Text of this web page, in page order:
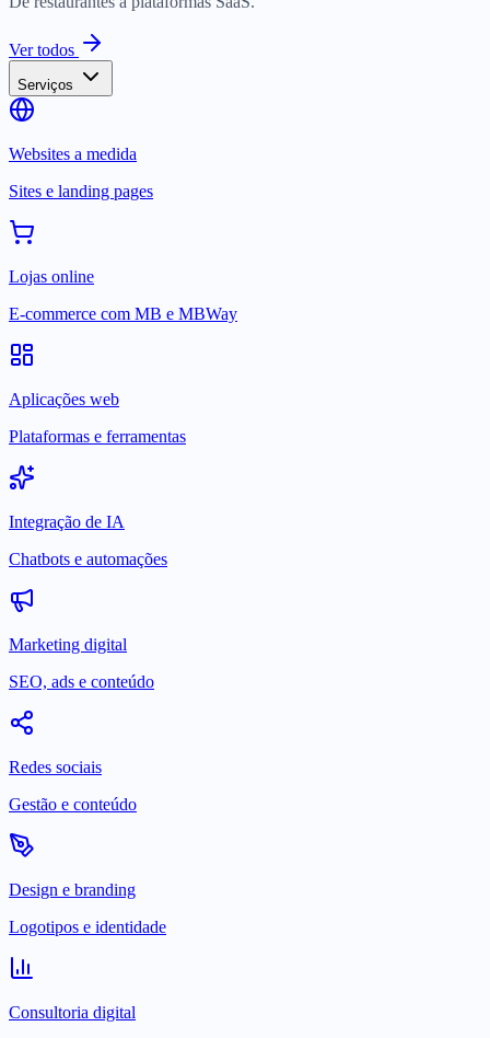
Ver todos
Serviços
Websites a medida
Sites e landing pages
Lojas online
E-commerce com MB e MBWay
Aplicações web
Plataformas e ferramentas
Integração de IA
Chatbots e automações
Marketing digital
SEO, ads e conteúdo
Redes sociais
Gestão e conteúdo
Design e branding
Logotipos e identidade
Consultoria digital